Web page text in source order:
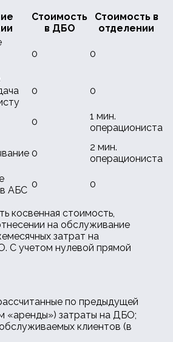
Стоимость
в ДБО
Стоимость в
отделении
0 0
0 0
0
1 мин.
операциониста
0
2 мин.
операциониста
АБС
0 0
косвенная стоимость,
на обслуживание
затрат на
С учетом нулевой прямой
по предыдущей
«аренды») затраты на ДБО;
клиентов (в